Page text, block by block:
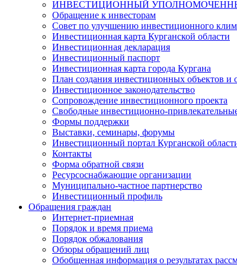
ИНВЕСТИЦИОННЫЙ
Обращение к инвесторам
Совет по улучшению инвестиционного
Инвестиционная карта Курганской области
Инвестиционная декларация
Инвестиционный паспорт
Инвестиционная карта города Кургана
План создания инвестиционных объектов и
Инвестиционное законодательство
Сопровождение инвестиционного проекта
Свободные инвестиционно-
Формы поддержки
Выставки, семинары, форумы
Инвестиционный портал Курганской
Контакты
Форма обратной связи
Ресурсоснабжающие организации
Муниципально-частное партнерство
Инвестиционный профиль
Обращения граждан
Интернет-приемная
Порядок и время приема
Порядок обжалования
Обзоры обращений лиц
Обобщенная информация о результатах